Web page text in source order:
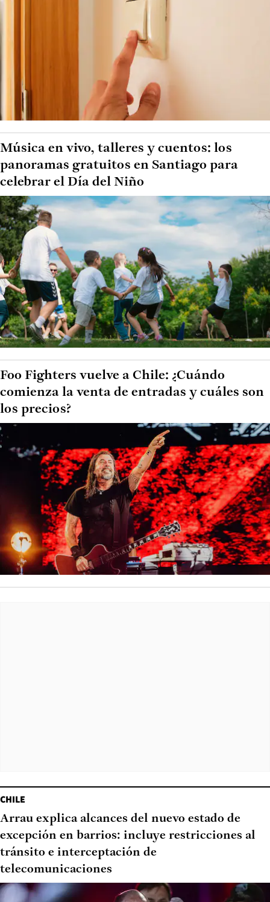
Música en vivo, talleres y cuentos: los
panoramas gratuitos en Santiago para
celebrar el Día del Niño
Foo Fighters vuelve a Chile: ¿Cuándo
comienza la venta de entradas y cuáles son
los precios?
CHILE
Arrau explica alcances del nuevo estado de
excepción en barrios: incluye restricciones al
tránsito e interceptación de
telecomunicaciones